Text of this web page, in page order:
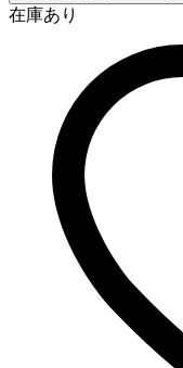
在庫あり